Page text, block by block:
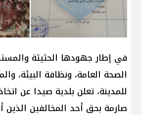
في إطار جهودها الحثيثة
الصحة العامة، ونظافة البيئة،
للمدينة، تعلن بلدية صيدا عن
صارمة بحق أحد المخالفين الذين